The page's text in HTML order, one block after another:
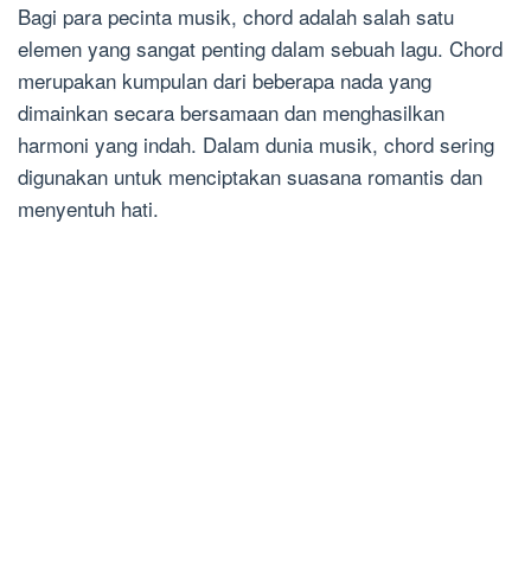
Bagi para pecinta musik, chord adalah salah satu
elemen yang sangat penting dalam sebuah lagu. Chord
merupakan kumpulan dari beberapa nada yang
dimainkan secara bersamaan dan menghasilkan
harmoni yang indah. Dalam dunia musik, chord sering
digunakan untuk menciptakan suasana romantis dan
menyentuh hati.